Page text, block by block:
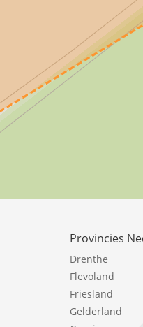
Provincies
Drenthe
Flevoland
Friesland
Gelderland